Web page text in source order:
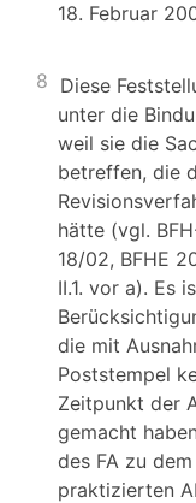
18. Februar
8 Diese
unter die
weil sie die
betreffen, die
hätte (vgl.
18/02, BFHE
II.1. vor a). Es
die mit
Poststempel
Zeitpunkt der
gemacht
des FA zu
praktizierten